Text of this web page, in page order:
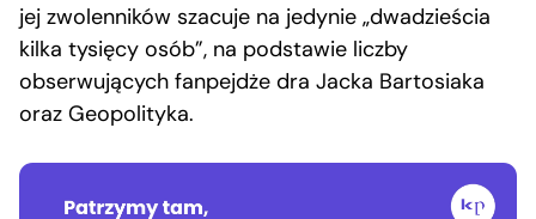
jej zwolenników szacuje na jedynie „dwadzieścia
kilka tysięcy osób”, na podstawie liczby
obserwujących fanpejdże dra Jacka Bartosiaka
oraz Geopolityka.